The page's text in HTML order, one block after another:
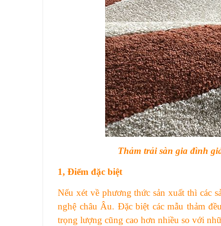
Thảm trải sàn gia đình
1, Điểm đặc biệt
Nếu xét về phương thức sản xuất thì các
nghệ châu Âu. Đặc biệt các mẫu thảm
trọng lượng cũng cao hơn nhiều so với